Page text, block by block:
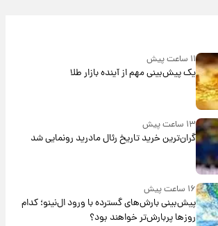
۱۱ ساعت پیش
یک پیش‌بینی مهم از آینده بازار طلا
۱۳ ساعت پیش
گران‌ترین خرید تاریخ رئال مادرید رونمایی شد
۱۶ ساعت پیش
پیش‌بینی بارش‌های گسترده با ورود ال‌نینو؛ کدام
روزها پربارش‌تر خواهند بود؟